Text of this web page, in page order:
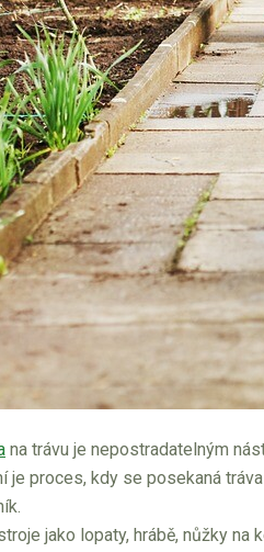
na trávu je nepostradatelným
je proces, kdy se posekaná
jako lopaty, hrábě, nůžky